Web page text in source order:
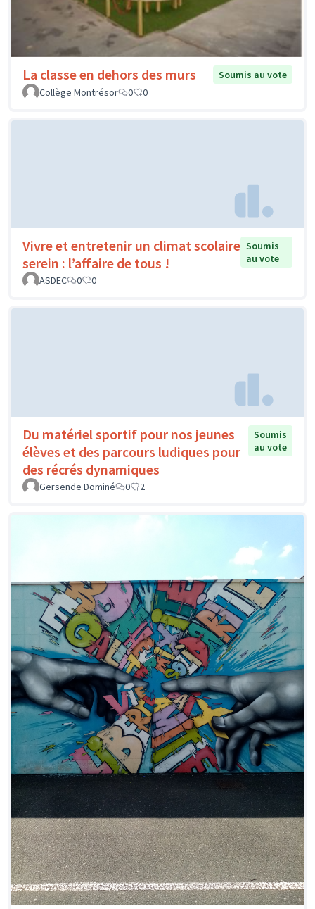
La classe en dehors des murs
Soumis au vote
Collège Montrésor
0 0
Vivre et entretenir un climat scolaire
serein : l’affaire de tous !
Soumis
au vote
ASDEC
0 0
Du matériel sportif pour nos jeunes
élèves et des parcours ludiques pour
des récrés dynamiques
Soumis
au vote
Gersende Dominé 0 2